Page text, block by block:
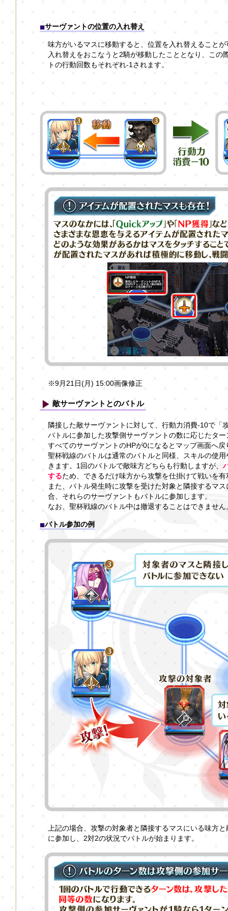
サーヴァントの位置の入れ替え
味方がいるマスに移動すると、位置を入れ替えることが
入れ替えをおこなうと2騎が移動したこととなり、この
トの行動回数もそれぞれ-1されます。
※9月21日(月) 15:00画像修正
敵サーヴァントとのバトル
隣接した敵サーヴァントに対して、行動力消費-10で「
バトルに参加した攻撃側サーヴァントの数に応じたタ
すべてのサーヴァントのHPが0になるとマップ画面へ戻
聖杯戦線のバトルは通常のバトルと同様、スキルの使
きます。1回のバトルで敵味方どちらも行動しますが、
するため、できるだけ味方から攻撃を仕掛けて戦いを
また、バトル発生時に攻撃を受けた対象と隣接するマ
合、それらのサーヴァントもバトルに参加します。
なお、聖杯戦線のバトル中は撤退することはできません
バトル参加の例
上記の場合、攻撃の対象者と隣接するマスにいる味方
に参加し、2対2の状況でバトルが始まります。